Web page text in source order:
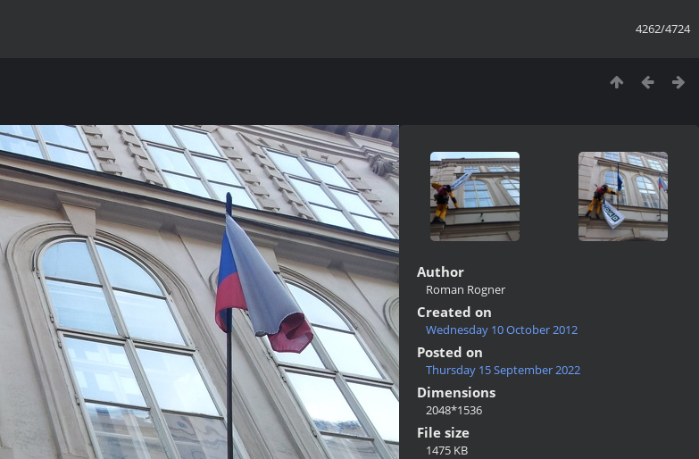
4262/4724
Author
Roman Rogner
Created on
Wednesday 10 October 2012
Posted on
Thursday 15 September 2022
Dimensions
2048*1536
File size
1475 KB